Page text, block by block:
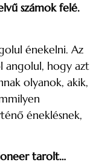
számok felé.
énekelni. Az
angolul, hogy azt
olyanok, akik,
éneklésnek,
tarolt…